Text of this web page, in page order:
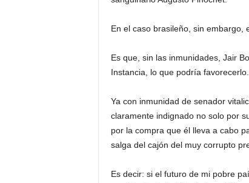
En el caso brasileño, sin embargo,
Es que, sin las inmunidades, Jair
Instancia, lo que podría favorecerlo.
Ya con inmunidad de senador
claramente indignado no solo por
por la compra que él lleva a cabo
salga del cajón del muy corrupto
Es decir: si el futuro de mi pobre